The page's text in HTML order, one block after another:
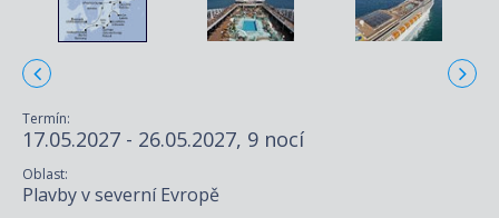
Termín:
17.05.2027 - 26.05.2027, 9 nocí
Oblast:
Plavby v severní Evropě